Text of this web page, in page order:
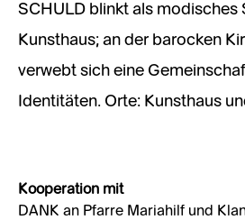
SCHULD blinkt als modisches
Kunsthaus; an der barocken
verwebt sich eine
Identitäten. Orte: Kunsthaus
Kooperation mit
DANK an Pfarre Mariahilf und